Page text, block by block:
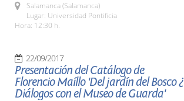
Salamanca (Salamanca)
Lugar: Universidad Pontificia
Hora: 12:30 h.
22/09/2017
Presentación del Catálogo de
Florencio Maíllo 'Del jardín del Bosco ¿
Diálogos con el Museo de Guarda'